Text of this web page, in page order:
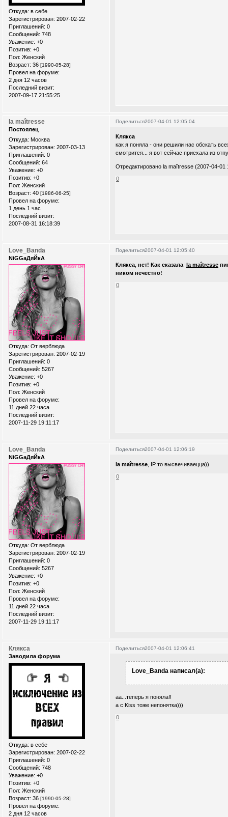
Откуда: в себе
Зарегистрирован: 2007-02-22
Приглашений: 0
Сообщений: 748
Уважение: +0
Позитив: +0
Пол: Женский
Возраст: 36 [1990-05-28]
Провел на форуме:
2 дня 12 часов
Последний визит:
2007-09-17 21:55:25
Поделиться2007-04-01 12:05:04
la maîtresse
Постоялец
Откуда: Москва
Зарегистрирован: 2007-03-13
Приглашений: 0
Сообщений: 64
Уважение: +0
Позитив: +0
Пол: Женский
Возраст: 40 [1986-06-25]
Провел на форуме:
1 день 1 час
Последний визит:
2007-08-31 16:18:39
Клякса
как я поняла - они решили нас обскать
смотрится... я вот сейчас приехала из
Отредактировано la maîtresse (2007-04-01
0
Поделиться2007-04-01 12:05:40
Love_Banda
NiGGaДяЙкА
Откуда: От верблюда
Зарегистрирован: 2007-02-19
Приглашений: 0
Сообщений: 5267
Уважение: +0
Позитив: +0
Пол: Женский
Провел на форуме:
11 дней 22 часа
Последний визит:
2007-11-29 19:11:17
Клякса ,нет! Как сказала la maîtresse
ником нечестно!
0
Поделиться2007-04-01 12:06:19
Love_Banda
NiGGaДяЙкА
Откуда: От верблюда
Зарегистрирован: 2007-02-19
Приглашений: 0
Сообщений: 5267
Уважение: +0
Позитив: +0
Пол: Женский
Провел на форуме:
11 дней 22 часа
Последний визит:
2007-11-29 19:11:17
la maîtresse , IP то высвечиваецца))
0
Поделиться2007-04-01 12:06:41
Клякса
Заводила форума
Откуда: в себе
Зарегистрирован: 2007-02-22
Приглашений: 0
Сообщений: 748
Уважение: +0
Позитив: +0
Пол: Женский
Возраст: 36 [1990-05-28]
Провел на форуме:
2 дня 12 часов
Love_Banda написал(а):
аа...теперь я поняла!!
а с Kiss тоже непонятка)))
0